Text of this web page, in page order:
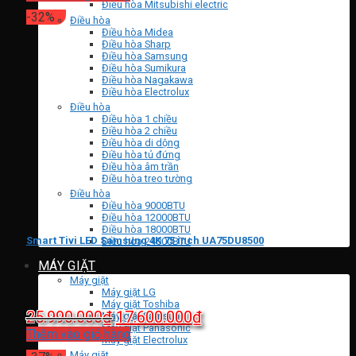
Điều hòa Mitsubishi electric
Điều hòa
Điều hòa Midea
Điều hòa Sharp
Điều hòa Samsung
Điều hòa Sumikura
Điều hòa Nagakawa
Điều hòa Electrolux
Điều hòa
Điều hòa 1 chiều
Điều hòa 2 chiều
Điều hòa di dộng
Điều hòa tủ đứng
Điều hòa âm trần
Điều hòa treo tường
Điều hòa
Điều hòa 9000BTU
Điều hòa 12000BTU
Điều hòa 18000BTU
Điều hòa 24000BTU
MÁY GIẶT
Máy giặt
Máy giặt LG
Máy giặt Toshiba
Máy giặt Samsung
Máy giặt Panasonic
Máy giặt Electrolux
là:
26.900.000₫.
tại
-32%
Smart Tivi LED Samsung 4K 75 inch UA75DU8500
25.990.000₫Giá
gốc
17.600.000₫Giá
hiện
Thêm vào giỏ hàng